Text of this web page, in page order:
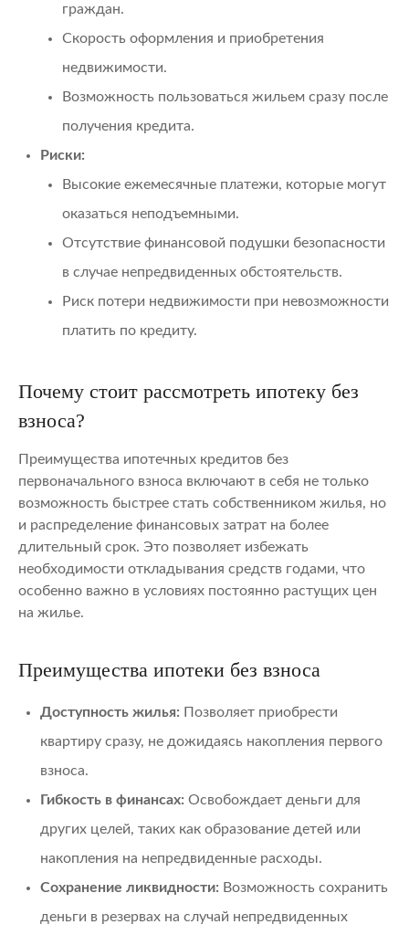
граждан.
Скорость оформления и приобретения
недвижимости.
Возможность пользоваться жильем сразу после
получения кредита.
Риски:
Высокие ежемесячные платежи, которые могут
оказаться неподъемными.
Отсутствие финансовой подушки безопасности
в случае непредвиденных обстоятельств.
Риск потери недвижимости при невозможности
платить по кредиту.
Почему стоит рассмотреть ипотеку без
взноса?
Преимущества ипотечных кредитов без
первоначального взноса включают в себя не только
возможность быстрее стать собственником жилья, но
и распределение финансовых затрат на более
длительный срок. Это позволяет избежать
необходимости откладывания средств годами, что
особенно важно в условиях постоянно растущих цен
на жилье.
Преимущества ипотеки без взноса
Доступность жилья: Позволяет приобрести
квартиру сразу, не дожидаясь накопления первого
взноса.
Гибкость в финансах: Освобождает деньги для
других целей, таких как образование детей или
накопления на непредвиденные расходы.
Сохранение ликвидности: Возможность сохранить
деньги в резервах на случай непредвиденных